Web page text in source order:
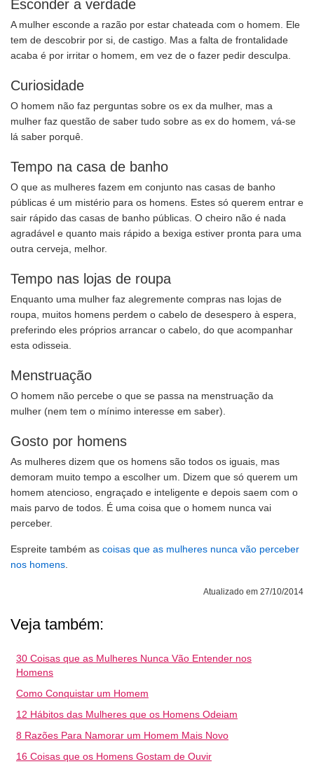
Esconder a verdade
A mulher esconde a razão por estar chateada com o homem. Ele
tem de descobrir por si, de castigo. Mas a falta de frontalidade
acaba é por irritar o homem, em vez de o fazer pedir desculpa.
Curiosidade
O homem não faz perguntas sobre os ex da mulher, mas a
mulher faz questão de saber tudo sobre as ex do homem, vá-se
lá saber porquê.
Tempo na casa de banho
O que as mulheres fazem em conjunto nas casas de banho
públicas é um mistério para os homens. Estes só querem entrar e
sair rápido das casas de banho públicas. O cheiro não é nada
agradável e quanto mais rápido a bexiga estiver pronta para uma
outra cerveja, melhor.
Tempo nas lojas de roupa
Enquanto uma mulher faz alegremente compras nas lojas de
roupa, muitos homens perdem o cabelo de desespero à espera,
preferindo eles próprios arrancar o cabelo, do que acompanhar
esta odisseia.
Menstruação
O homem não percebe o que se passa na menstruação da
mulher (nem tem o mínimo interesse em saber).
Gosto por homens
As mulheres dizem que os homens são todos os iguais, mas
demoram muito tempo a escolher um. Dizem que só querem um
homem atencioso, engraçado e inteligente e depois saem com o
mais parvo de todos. É uma coisa que o homem nunca vai
perceber.
Espreite também as coisas que as mulheres nunca vão perceber
nos homens
Atualizado em 27/10/2014
Veja também:
30 Coisas que as Mulheres Nunca Vão Entender nos
Homens
Como Conquistar um Homem
12 Hábitos das Mulheres que os Homens Odeiam
8 Razões Para Namorar um Homem Mais Novo
16 Coisas que os Homens Gostam de Ouvir